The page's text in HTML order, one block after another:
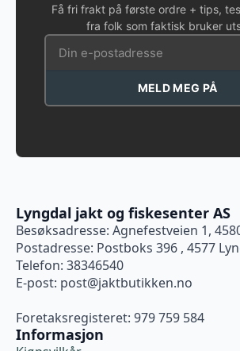
Få fri frakt på første ordre + tips,
fra folk som faktisk bruker
MELD MEG PÅ
Lyngdal jakt og fiskesenter AS
Besøksadresse: Agnefestveien 1,
Postadresse: Postboks 396 , 4577
Telefon: 38346540
E-post: post@jaktbutikken.no
Foretaksregisteret: 979 759 584
Informasjon